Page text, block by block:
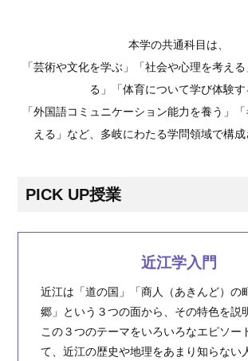
本学の共通科目は、
「芸術や文化を学ぶ」「社会や心理を考え
る」「体育について学び体験す
「外国語コミュニケーション能力を養う」
える」など、多岐にわたる学問領域で構成
PICK UP授業
近江学入門
近江は「道の国」「商人（あきんど）の
郷」という３つの面から、その特色を説
この３つのテーマをいろいろなエピソー
て、近江の歴史や地理をあまり知らない